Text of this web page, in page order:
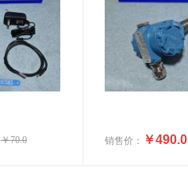
￥70.0 销售价： ￥490.0